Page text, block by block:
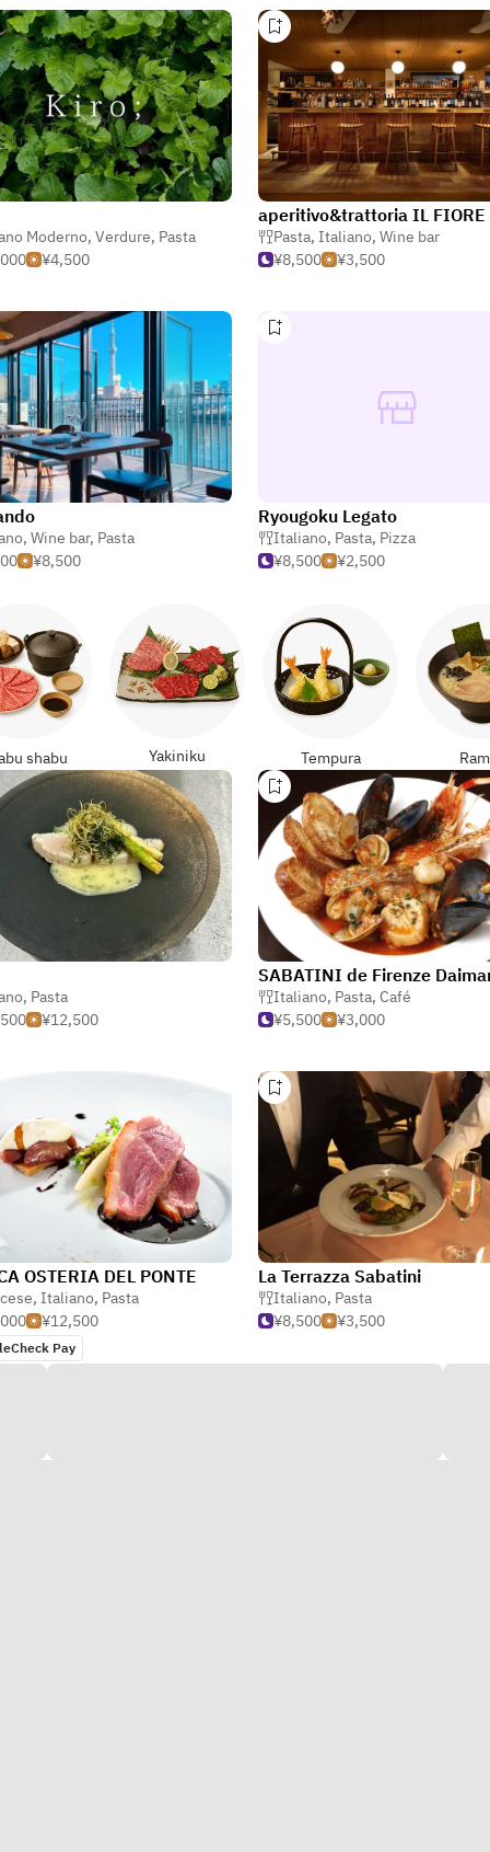
Moderno, Verdure, Pasta
¥4,500
aperitivo&trattoria IL FIORE
Pasta, Italiano, Wine bar
¥8,500
¥3,500
, Wine bar, Pasta
¥8,500
Ryougoku Legato
Italiano, Pasta, Pizza
¥8,500
¥2,500
shabu Yakiniku Tempura
, Pasta
¥12,500
Italiano, Pasta, Café
¥5,500
¥3,000
OSTERIA DEL PONTE
, Italiano, Pasta
¥12,500
Pay
La Terrazza Sabatini
Italiano, Pasta
¥8,500
¥3,500